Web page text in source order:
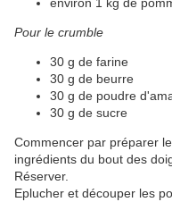
Pour le crumble
30 g de farine
30 g de beurre
30 g de poudre
30 g de sucre
Commencer par préparer
ingrédients du bout des
Réserver.
Eplucher et découper les